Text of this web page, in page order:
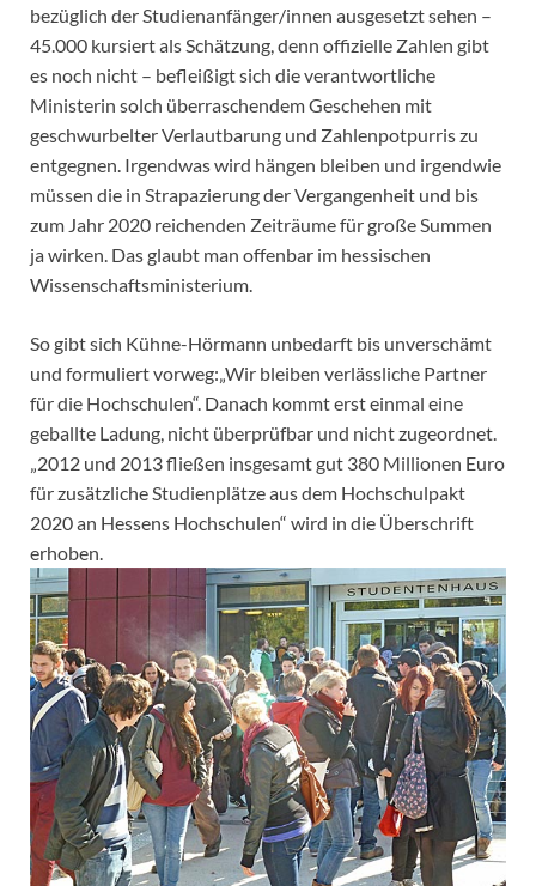
bezüglich der Studienanfänger/innen ausgesetzt sehen –
45.000 kursiert als Schätzung, denn offizielle Zahlen gibt
es noch nicht – befleißigt sich die verantwortliche
Ministerin solch überraschendem Geschehen mit
geschwurbelter Verlautbarung und Zahlenpotpurris zu
entgegnen. Irgendwas wird hängen bleiben und irgendwie
müssen die in Strapazierung der Vergangenheit und bis
zum Jahr 2020 reichenden Zeiträume für große Summen
ja wirken. Das glaubt man offenbar im hessischen
Wissenschaftsministerium.
So gibt sich Kühne-Hörmann unbedarft bis unverschämt
und formuliert vorweg:„Wir bleiben verlässliche Partner
für die Hochschulen“. Danach kommt erst einmal eine
geballte Ladung, nicht überprüfbar und nicht zugeordnet.
„2012 und 2013 fließen insgesamt gut 380 Millionen Euro
für zusätzliche Studienplätze aus dem Hochschulpakt
2020 an Hessens Hochschulen“ wird in die Überschrift
erhoben.